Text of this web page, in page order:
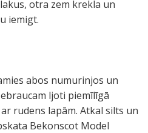
otra zem krekla un
iemigt.
abos numurinjos un
ljoti piemīlīgā
rudens lapām. Atkal silts un
Bekonscot Model